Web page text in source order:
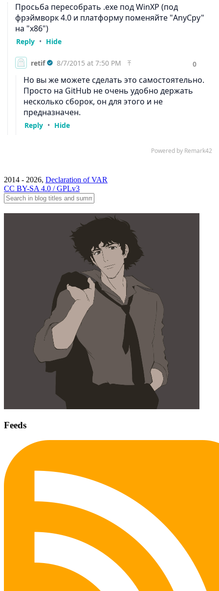
2014 - 2026, Declaration of VAR
CC BY-SA 4.0 / GPLv3
Feeds